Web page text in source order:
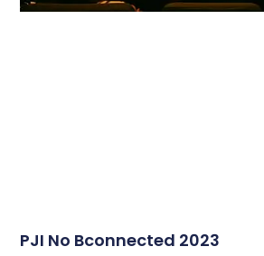
PJI No Bconnected 2023